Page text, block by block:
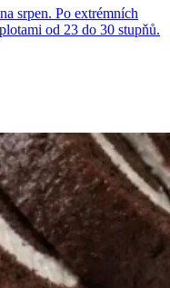
srpen. Po extrémních
od 23 do 30 stupňů.